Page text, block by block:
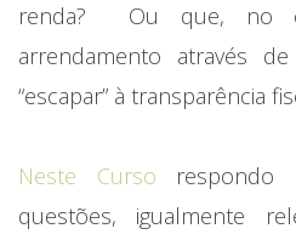
renda? Ou que, no
arrendamento através
“escapar” à transparência
Neste Curso
questões, igualmente